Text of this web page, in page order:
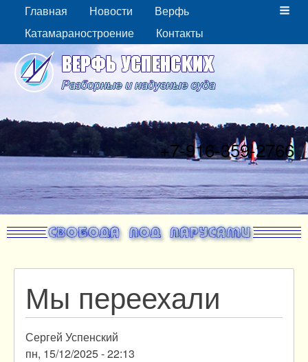
+7-916-359-2766
Главная Новости
Верфь
Катамараностроение
Контакты
Мы переехали
Сергей Успенский
пн, 15/12/2025 - 22:13